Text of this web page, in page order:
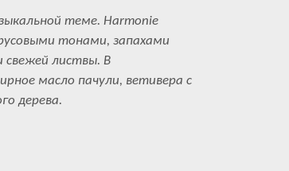
теме. Harmonie
тонами, запахами
листвы. В
масло пачули, ветивера с
дерева.